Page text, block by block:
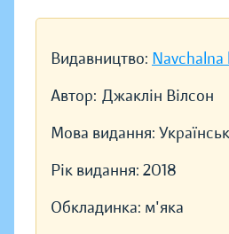
Видавництво: Navchalna
Автор: Джаклін Вілсон
Мова видання:
Рік видання: 2018
Обкладинка: м'яка